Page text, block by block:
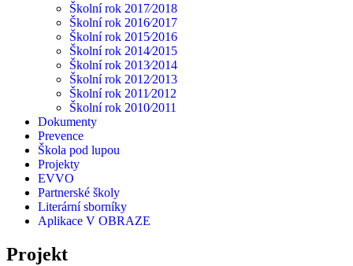
Školní rok 2017⁄2018
Školní rok 2016⁄2017
Školní rok 2015⁄2016
Školní rok 2014⁄2015
Školní rok 2013⁄2014
Školní rok 2012⁄2013
Školní rok 2011⁄2012
Školní rok 2010⁄2011
Dokumenty
Prevence
Škola pod lupou
Projekty
EVVO
Partnerské školy
Literární sborníky
Aplikace V OBRAZE
Projekt